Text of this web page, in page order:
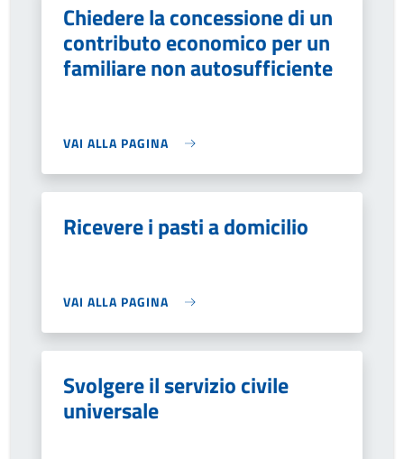
Chiedere la concessione di un
contributo economico per un
familiare non autosufficiente
VAI ALLA PAGINA
Ricevere i pasti a domicilio
VAI ALLA PAGINA
Svolgere il servizio civile
universale